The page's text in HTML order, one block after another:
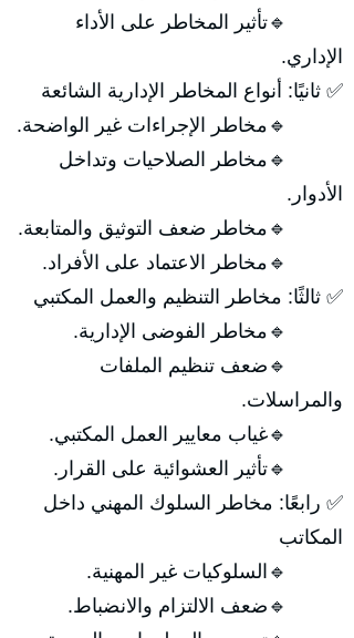
🔹تأثير المخاطر على الأداء
الإداري.
✅ ثانيًا: أنواع المخاطر الإدارية الشائعة
🔹مخاطر الإجراءات غير الواضحة.
🔹مخاطر الصلاحيات وتداخل
الأدوار.
🔹مخاطر ضعف التوثيق والمتابعة.
🔹مخاطر الاعتماد على الأفراد.
✅ ثالثًا: مخاطر التنظيم والعمل المكتبي
🔹مخاطر الفوضى الإدارية.
🔹ضعف تنظيم الملفات
والمراسلات.
🔹غياب معايير العمل المكتبي.
🔹تأثير العشوائية على القرار.
✅ رابعًا: مخاطر السلوك المهني داخل
المكاتب
🔹السلوكيات غير المهنية.
🔹ضعف الالتزام والانضباط.